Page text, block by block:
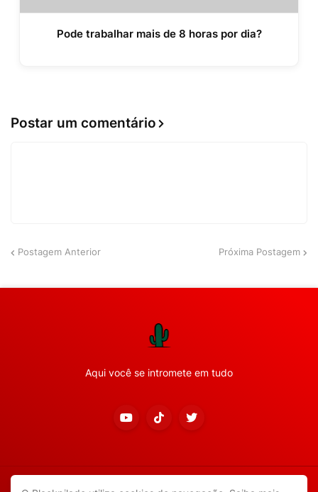
Pode trabalhar mais de 8 horas por dia?
Postar um comentário
Postagem Anterior Próxima Postagem
Aqui você se intromete em tudo